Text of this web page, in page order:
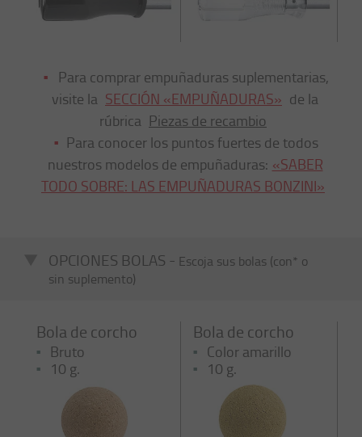
Para comprar empuñaduras suplementarias,
visite la SECCIÓN «EMPUÑADURAS» de la
rúbrica Piezas de recambio
Para conocer los puntos fuertes de todos
nuestros modelos de empuñaduras: «SABER
TODO SOBRE: LAS EMPUÑADURAS BONZINI»
OPCIONES BOLAS - Escoja sus bolas (con* o
sin suplemento)
Bola de corcho
Bruto
10 g.
Bola de corcho
Color amarillo
10 g.